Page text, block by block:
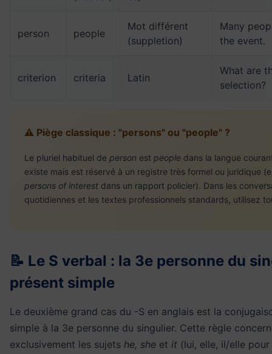
person people
Mot différent
(suppletion)
Many
the event.
criterion criteria Latin
What are
selection?
⚠️ Piège classique : "persons" ou "people" ?
Le pluriel habituel de person est people dans la langue
existe mais est réservé à un registre très formel ou juridique
persons of interest dans un rapport policier). Dans les
quotidiennes et les textes professionnels standards, utilisez
📝 Le S verbal : la 3e personne du
présent simple
Le deuxième grand cas du -S en anglais est la
simple à la 3e personne du singulier. Cette règle
exclusivement les sujets he, she et it (lui, elle, il/elle